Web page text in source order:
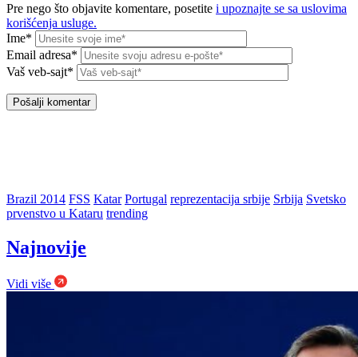
Pre nego što objavite komentare, posetite i upoznajte se sa uslovima
korišćenja usluge.
Ime*
Email adresa*
Vaš veb-sajt*
Brazil 2014 FSS Katar Portugal reprezentacija srbije Srbija Svetsko
prvenstvo u Kataru trending
Najnovije
Vidi više